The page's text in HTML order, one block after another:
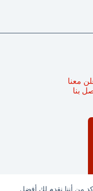
من أننا نقدم لك أفضل
معنا
بنا